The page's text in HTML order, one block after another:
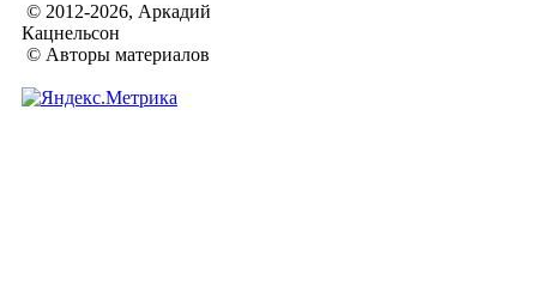
© 2012-2026, Аркадий
Кацнельсон
© Авторы материалов